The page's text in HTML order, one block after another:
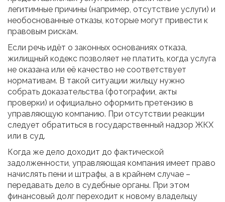
легитимные причины (например, отсутствие услуги) и
необоснованные отказы, которые могут привести к
правовым рискам.
Если речь идёт о законных основаниях отказа,
жилищный кодекс позволяет не платить, когда услуга
не оказана или её качество не соответствует
нормативам. В такой ситуации жильцу нужно
собрать доказательства (фотографии, акты
проверки) и официально оформить претензию в
управляющую компанию. При отсутствии реакции
следует обратиться в государственный надзор ЖКХ
или в суд.
Когда же дело доходит до фактической
задолженности, управляющая компания имеет право
начислять пени и штрафы, а в крайнем случае –
передавать дело в судебные органы. При этом
финансовый долг переходит к новому владельцу